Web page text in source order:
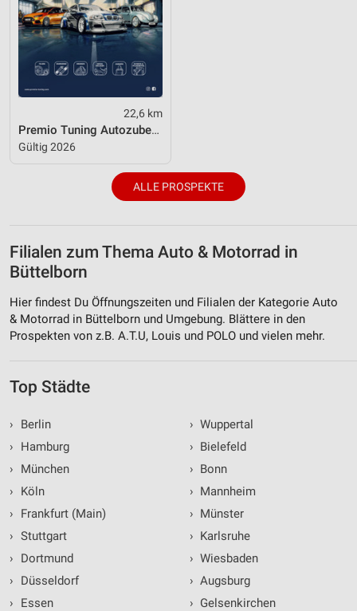
22,6 km
Premio Tuning Autozubehörkatalog 2026
Gültig 2026
ALLE PROSPEKTE
Filialen zum Thema Auto & Motorrad in
Büttelborn
Hier findest Du Öffnungszeiten und Filialen der Kategorie Auto
& Motorrad in Büttelborn und Umgebung. Blättere in den
Prospekten von z.B. A.T.U, Louis und POLO und vielen mehr.
Top Städte
›
Berlin
›
Hamburg
›
München
›
Köln
›
Frankfurt (Main)
› Stuttgart
›
Dortmund
›
Düsseldorf
›
Essen
› Wuppertal
› Bielefeld
› Bonn
› Mannheim
› Münster
› Karlsruhe
› Wiesbaden
› Augsburg
› Gelsenkirchen